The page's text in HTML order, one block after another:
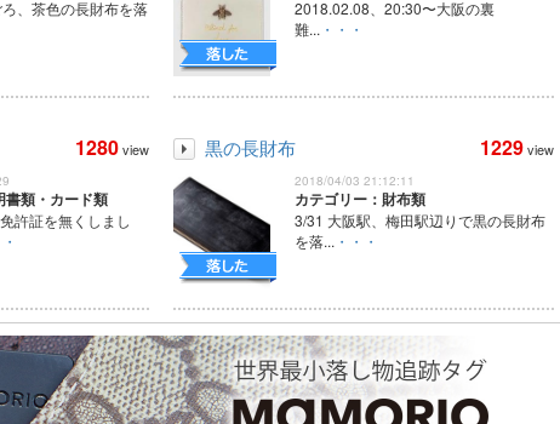
、茶色の長財布を落
2018.02.08、20:30〜大阪の裏
難... ・・・
1280view
書類・カード類
許証を無くしまし
黒の長財布 1229view
2018/04/03 21:12:11
カテゴリー：財布類
3/31 大阪駅、梅田駅辺りで黒の長財布
を落... ・・・